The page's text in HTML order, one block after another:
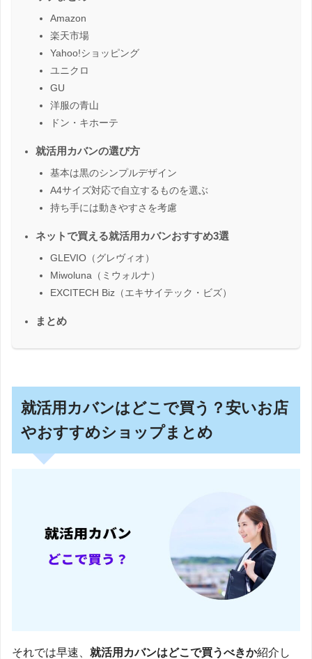
Amazon
楽天市場
Yahoo!ショッピング
ユニクロ
GU
洋服の青山
ドン・キホーテ
就活用カバンの選び方
基本は黒のシンプルデザイン
A4サイズ対応で自立するものを選ぶ
持ち手には動きやすさを考慮
ネットで買える就活用カバンおすすめ3選
GLEVIO（グレヴィオ）
Miwoluna（ミウォルナ）
EXCITECH Biz（エキサイテック・ビズ）
まとめ
就活用カバンはどこで買う？安いお店
やおすすめショップまとめ
それでは早速、 就活用カバンはどこで買うべきか紹介し